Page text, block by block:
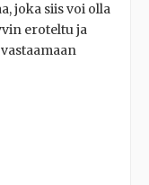
joka siis voi olla
eroteltu ja